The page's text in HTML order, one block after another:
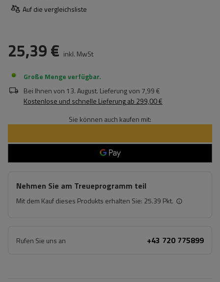
Auf die vergleichsliste
25,39 € inkl. MwSt
Große Menge verfügbar
Bei Ihnen von 13. August. Lieferung von 7,99 €
Kostenlose und schnelle Lieferungab 299,00 €
Sie können auch kaufen mit:
Nehmen Sie am Treueprogramm teil
Mit dem Kauf dieses Produkts erhalten Sie: 25.39 Pkt.
Rufen Sie uns an +43 720 775899